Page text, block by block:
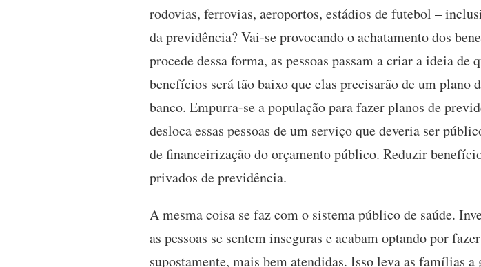
rodovias, ferrovias, aeroportos, estádios de futebol –
da previdência? Vai-se provocando o achatamento dos
procede dessa forma, as pessoas passam a criar a ideia
benefícios será tão baixo que elas precisarão de um
banco. Empurra-se a população para fazer planos de
desloca essas pessoas de um serviço que deveria ser
de financeirização do orçamento público. Reduzir
privados de previdência.
A mesma coisa se faz com o sistema público de saúde.
as pessoas se sentem inseguras e acabam optando por
supostamente, mais bem atendidas. Isso leva as famílias